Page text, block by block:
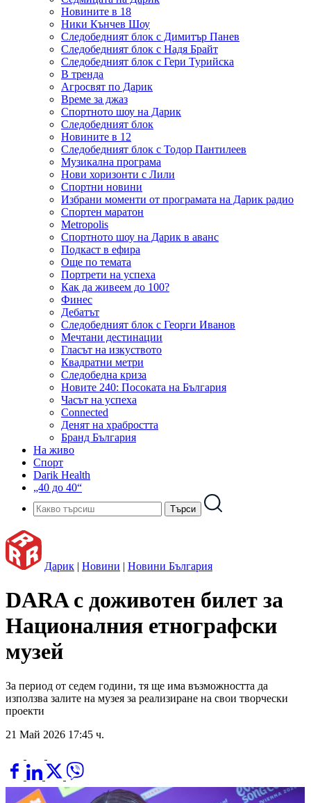
Новините в 18
Ники Кънчев Шоу
Следобедният блок с Димитър Панев
Следобедният блок с Надя Брайт
Следобедният блок с Гери Турийска
В тренда
Агросвят по Дарик
Време за джаз
Спортното шоу на Дарик
Следобедният блок
Новините в 12
Следобедният блок с Тодор Пантилеев
Музикална програма
Нови хоризонти с Лили
Спортни новини
Избрани моменти от програмата на Дарик радио
Спортен маратон
Metropolis
Спортното шоу на Дарик в аванс
Подкаст в ефира
Още по темата
Портрети на успеха
Как да живеем до 100?
Финес
Дебатът
Следобедният блок с Георги Иванов
Мечтани дестинации
Гласът на изкуството
Квадратни метри
Следобедна криза
Новите 240: Посоката на България
Часът на успеха
Connected
Денят на храбростта
Бранд България
На живо
Спорт
Darik Health
„40 до 40“
Дарик | Новини | Новини България
DARA с доживотен билет за
Националния етнографски
музей
За период от седем години, тя ще има възможността да
използва залите на музея за реализиране на свои творчески
проекти
21 Май 2026 17:45 ч.